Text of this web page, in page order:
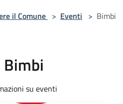
il Comune > Eventi > Bimbi
su eventi